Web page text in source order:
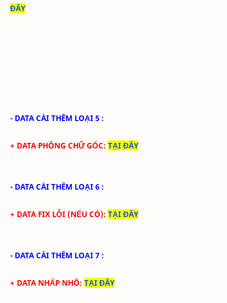
ĐÂY
- DATA CÀI THÊM LOẠI 5 :
+ DATA PHÔNG CHỮ GỐC: TẠI ĐÂY
- DATA CÀI THÊM LOẠI 6 :
+ DATA FIX LỖI (NẾU CÓ): TẠI ĐÂY
- DATA CÀI THÊM LOẠI 7 :
+ DATA NHẤP NHÔ: TẠI ĐÂY